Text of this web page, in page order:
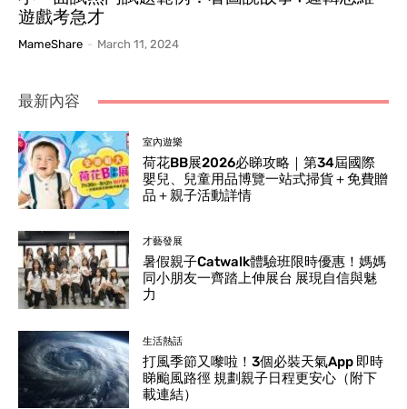
遊戲考急才
MameShare - March 11, 2024
最新內容
室內遊樂
荷花BB展2026必睇攻略｜第34屆國際
嬰兒、兒童用品博覽一站式掃貨＋免費贈
品＋親子活動詳情
才藝發展
暑假親子Catwalk體驗班限時優惠！媽媽
同小朋友一齊踏上伸展台 展現自信與魅
力
生活熱話
打風季節又嚟啦！3個必裝天氣App 即時
睇颱風路徑 規劃親子日程更安心（附下
載連結）